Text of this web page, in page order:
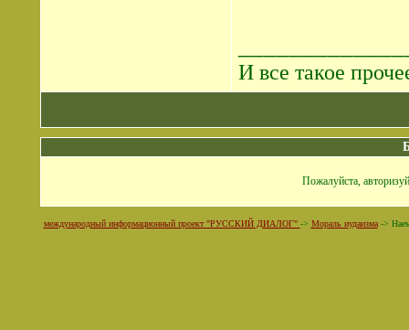
И все такое
Пожалуйста,
международный информационный проект "РУССКИЙ ДИАЛОГ" -> Мораль иудаизма->